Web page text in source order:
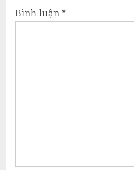
Bình luận *